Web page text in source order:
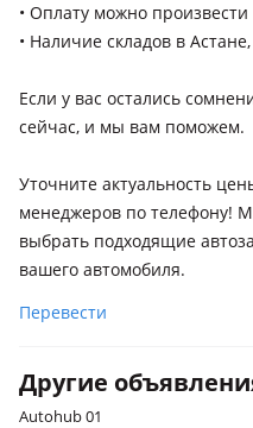
• Оплату можно
• Наличие складов в
Если у вас остались
сейчас, и мы вам поможем.
Уточните актуальность
менеджеров по телефону!
выбрать подходящие
вашего автомобиля.
Перевести
Другие
Autohub 01